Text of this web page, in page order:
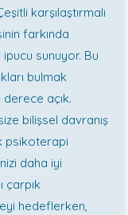
karşılaştırmalı
farkında
sunuyor. Bu
bulmak
derece açık.
bilişsel davranış
psikoterapi
daha iyi
çarpık
hedeflerken,